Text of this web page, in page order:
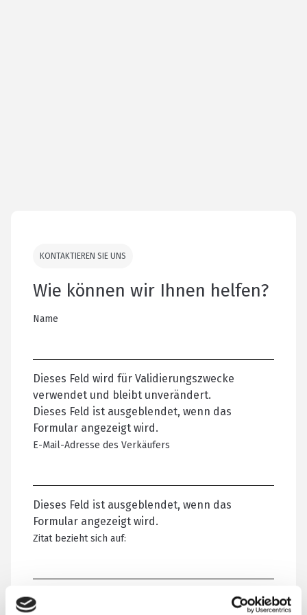
KONTAKTIEREN SIE UNS
Wie können wir Ihnen helfen?
Name
Dieses Feld wird für Validierungszwecke
verwendet und bleibt unverändert.
Dieses Feld ist ausgeblendet, wenn das
Formular angezeigt wird.
E-Mail-Adresse des Verkäufers
Dieses Feld ist ausgeblendet, wenn das
Formular angezeigt wird.
Zitat bezieht sich auf:
Ihr Name